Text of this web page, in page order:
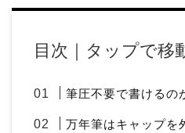
目次｜タップで移
筆圧不要で書けるの
万年筆はキャップを